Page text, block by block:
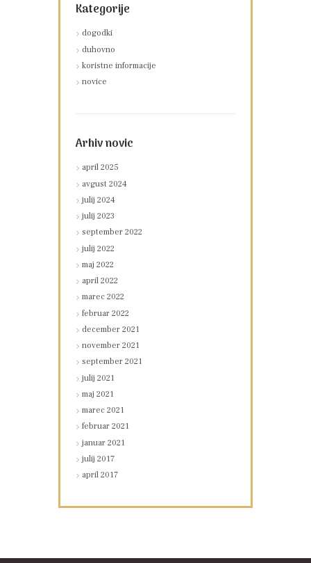
Kategorije
dogodki
duhovno
koristne informacije
novice
Arhiv novic
april2025
avgust2024
julij2024
julij2023
september2022
julij2022
maj2022
april2022
marec2022
februar2022
december2021
november2021
september2021
julij2021
maj2021
marec2021
februar2021
januar2021
julij2017
april2017